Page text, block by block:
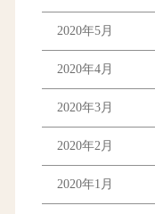
2020年5月
2020年4月
2020年3月
2020年2月
2020年1月